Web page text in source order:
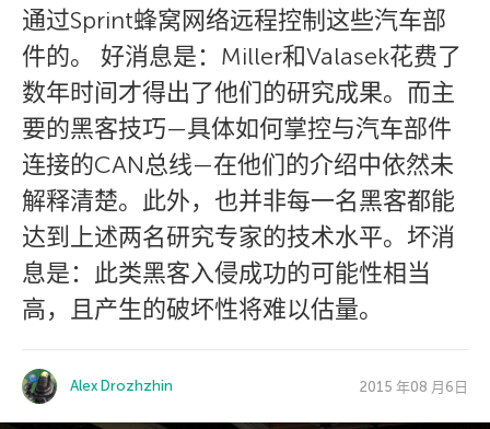
通过Sprint蜂窝网络远程控制这些汽车部
件的。 好消息是：Miller和Valasek花费了
数年时间才得出了他们的研究成果。而主
要的黑客技巧—具体如何掌控与汽车部件
连接的CAN总线—在他们的介绍中依然未
解释清楚。此外，也并非每一名黑客都能
达到上述两名研究专家的技术水平。坏消
息是：此类黑客入侵成功的可能性相当
高，且产生的破坏性将难以估量。
Alex Drozhzhin 2015 年08 月6日